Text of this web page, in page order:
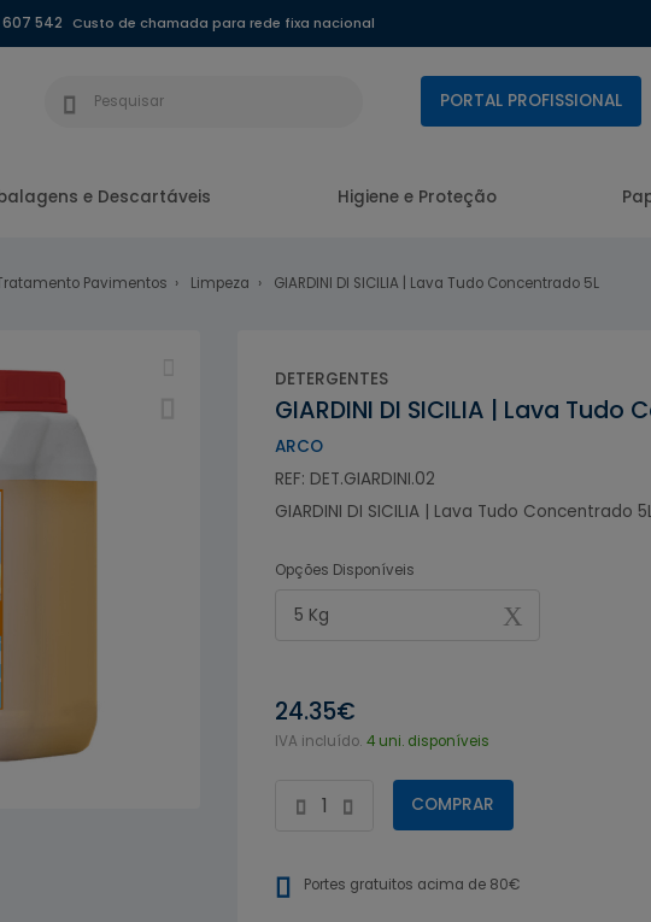
607 542 Custo de chamada para rede fixa nacional
PORTAL PROFISSIONAL
e Descartáveis Higiene e Proteção
Pavimentos Limpeza GIARDINI DI SICILIA | Lava Tudo Concentrado 5L
DETERGENTES
GIARDINI DI SICILIA | Lava Tudo
ARCO
REF: DET.GIARDINI.02
GIARDINI DI SICILIA | Lava Tudo Concentrado
Opções Disponíveis
5 Kg
24.35€
IVA incluído. 4 uni. disponíveis
COMPRAR
Portes gratuitos acima de 80€